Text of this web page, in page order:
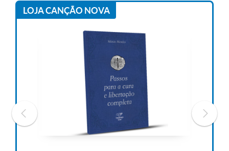
LOJA CANÇÃO NOVA